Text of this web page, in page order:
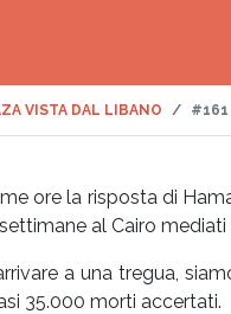
VISTA DAL LIBANO #161
ore la risposta di
al Cairo mediati
a una tregua,
35.000 morti accertati.